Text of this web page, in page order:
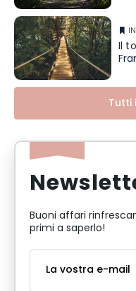
Il
Tutti
Buoni affari
primi a saperlo!